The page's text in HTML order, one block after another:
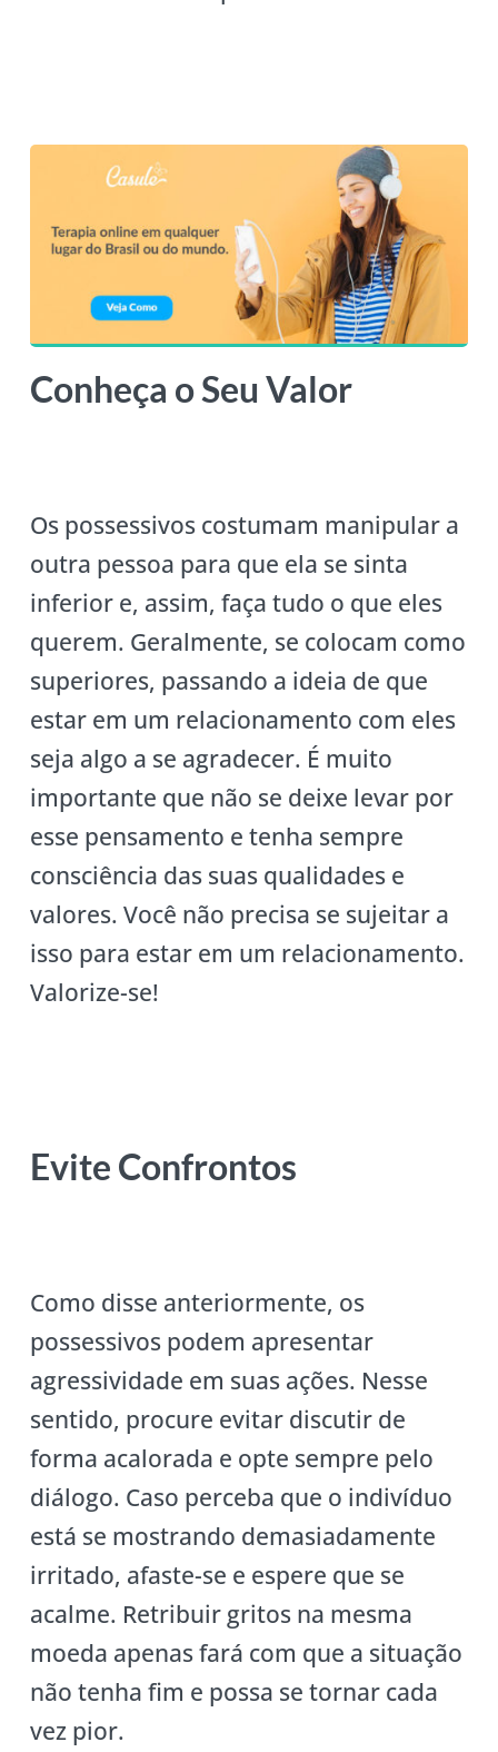
Conheça o Seu Valor
Os possessivos costumam manipular a
outra pessoa para que ela se sinta
inferior e, assim, faça tudo o que eles
querem. Geralmente, se colocam como
superiores, passando a ideia de que
estar em um relacionamento com eles
seja algo a se agradecer. É muito
importante que não se deixe levar por
esse pensamento e tenha sempre
consciência das suas qualidades e
valores. Você não precisa se sujeitar a
isso para estar em um relacionamento.
Valorize-se!
Evite Confrontos
Como disse anteriormente, os
possessivos podem apresentar
agressividade em suas ações. Nesse
sentido, procure evitar discutir de
forma acalorada e opte sempre pelo
diálogo. Caso perceba que o indivíduo
está se mostrando demasiadamente
irritado, afaste-se e espere que se
acalme. Retribuir gritos na mesma
moeda apenas fará com que a situação
não tenha fim e possa se tornar cada
vez pior.